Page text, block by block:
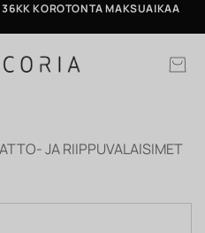
KOROTONTA MAKSUAIKAA
JA RIIPPUVALAISIMET